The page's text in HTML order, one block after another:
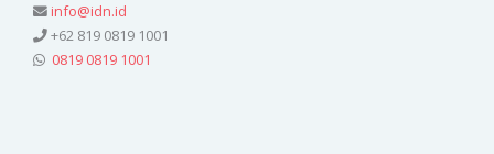
info@idn.id
+62 819 0819 1001
0819 0819 1001